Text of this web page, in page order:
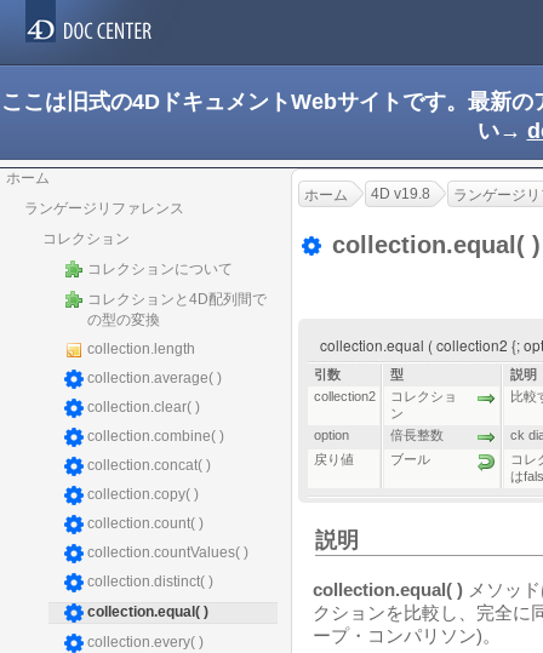
ここは旧式の4DドキュメントWebサイトです。最新
い→
ホーム
ランゲージリファレンス
コレクション
コレクションについて
コレクションと4D配列間で
の型の変換
collection.length
collection.average( )
collection.clear( )
collection.combine( )
collection.concat( )
collection.copy( )
collection.count( )
collection.countValues( )
collection.distinct( )
collection.equal( )
collection.every( )
ホーム 4D v19.8 ランゲージ
collection.equal(
collection.equal ( collection2 {;
引数 型
説明
collection2
コレクショ
ン
比較
option 倍長整数
ck
戻り値
ブール
コレ
は
説明
collection.equal( ) メソッ
クションを比較し、完全に
ープ・コンパリソン)。